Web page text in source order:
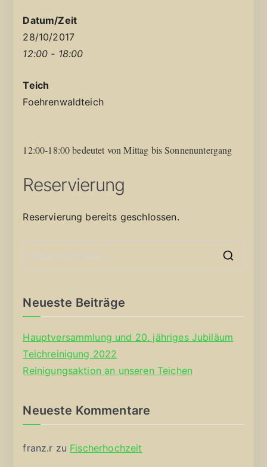
Datum/Zeit
28/10/2017
12:00 - 18:00
Teich
Foehrenwaldteich
12:00-18:00 bedeutet von Mittag bis Sonnenuntergang
Reservierung
Reservierung bereits geschlossen.
Neueste Beiträge
Hauptversammlung und 20. jähriges Jubiläum
Teichreinigung 2022
Reinigungsaktion an unseren Teichen
Neueste Kommentare
franz.r zu Fischerhochzeit